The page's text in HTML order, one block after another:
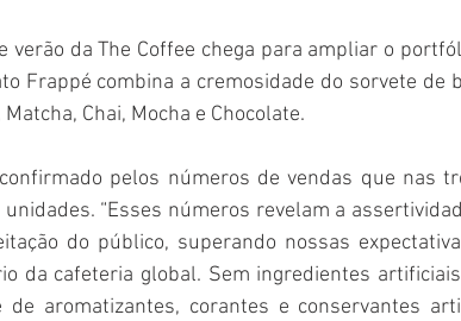
verão da The Coffee chega para ampliar o
Frappé combina a cremosidade do sorvete de
Chai, Mocha e Chocolate.
pelos números de vendas que nas
“Esses números revelam a
do público, superando nossas
da cafeteria global. Sem ingredientes
de aromatizantes, corantes e conservantes